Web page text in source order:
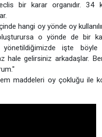
bir karar organıdır. 34
hangi oy yönde oy
o yönde de bir
yönetildiğimizde işte böyle
hale gelirsiniz arkadaşlar.
maddeleri oy çokluğu ile